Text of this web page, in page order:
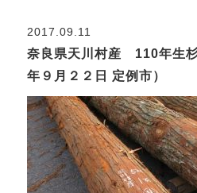
2017.09.11
奈良県天川村産 110年生
年９月２２日 定例市）